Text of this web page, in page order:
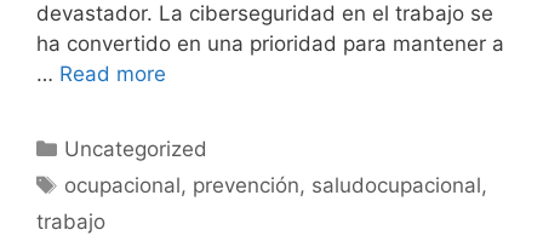
devastador. La ciberseguridad en el trabajo se
ha convertido en una prioridad para mantener a
… Read more
Uncategorized
ocupacional, prevención, saludocupacional,
trabajo